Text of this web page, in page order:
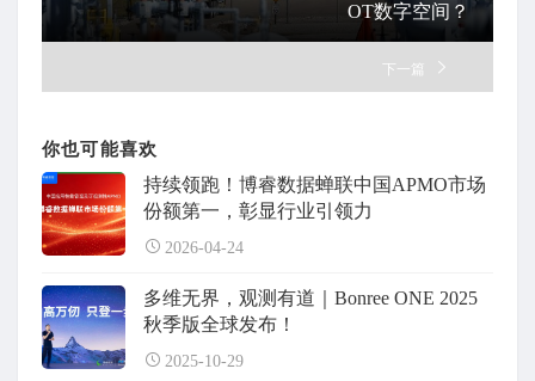
OT数字空间？
下一篇
你也可能喜欢
持续领跑！博睿数据蝉联中国APMO市场
份额第一，彰显行业引领力
2026-04-24
多维无界，观测有道｜Bonree ONE 2025
秋季版全球发布！
2025-10-29